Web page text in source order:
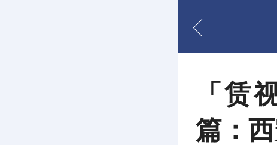
「赁
篇：